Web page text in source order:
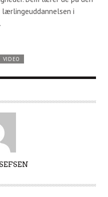
lærlingeuddannelsen i
VIDEO